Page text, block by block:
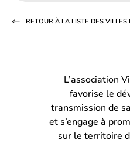
RETOUR À LA LISTE DES VILLES
L’association
favorise le
transmission de
et s’engage à
sur le territoire